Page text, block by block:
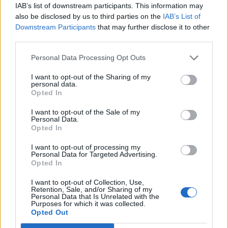
IAB’s list of downstream participants. This information may
also be disclosed by us to third parties on the IAB’s List of
Downstream Participants that may further disclose it to other
Personal Data Processing Opt Outs
I want to opt-out of the Sharing of my
personal data.
Opted In
I want to opt-out of the Sale of my
Personal Data.
Opted In
I want to opt-out of processing my
Personal Data for Targeted Advertising.
Opted In
I want to opt-out of Collection, Use,
Retention, Sale, and/or Sharing of my
Personal Data that Is Unrelated with the
Purposes for which it was collected.
Opted Out
públicas, inovação, empreendedorismo,
internacionalização, cooperação entre territórios,
“instrumentos de desenvolvimento económico,
turístico e cultural”.
Além dos debates e conferências, a programação
Interpretação do Bordado de Castelo Branco, a
exposição “O Mundo Bordado à Mão” e iniciativas de
demonstração artesanal ao vivo.
Uma Bienal que “consolida a estratégia de
crescimento internacional” de Castelo Branco
Em entrevista exclusiva à Agência Incomparáveis, Sónia
Abreu, chefe da Divisão de Museus e Cultura da Câmara
Municipal de Castelo Branco, considera que a Bienal
motores do crescimento da Beira
Interior
Por Ígor Lopes
defende que a Beira Interior, localizada na Região
Centro de Portugal, atravessa um período de “forte
a região reúne atualmente “condições para atrair novos
investidores nacionais e estrangeiros, fixar população e
qualidade de vida, na inovação e na valorização do
território”.
As declarações foram prestadas à Agência
Incomparáveis no âmbito de mais uma edição da Feira de